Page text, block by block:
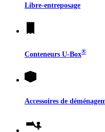
Libre-entreposage
Conteneurs U-Box®
Accessoires de